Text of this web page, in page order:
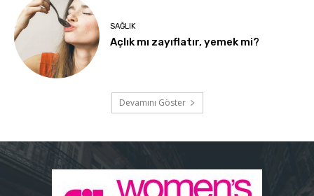
SAĞLIK
Açlık mı zayıflatır, yemek mi?
Devamını Göster